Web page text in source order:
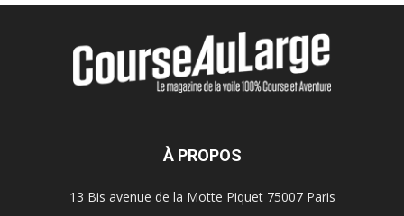
À PROPOS
13 Bis avenue de la Motte Piquet 75007 Paris